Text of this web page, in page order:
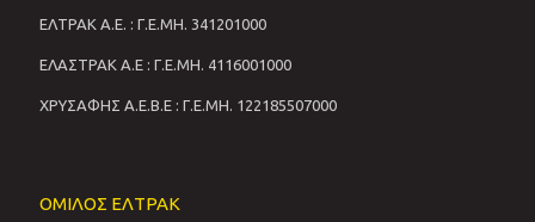
ΕΛΤΡΑΚ Α.Ε. : Γ.Ε.ΜΗ. 341201000
ΕΛΑΣΤΡΑΚ Α.Ε : Γ.Ε.ΜΗ. 4116001000
ΧΡΥΣΑΦΗΣ Α.Ε.Β.Ε : Γ.Ε.ΜΗ. 122185507000
ΟΜΙΛΟΣ ΕΛΤΡΑΚ